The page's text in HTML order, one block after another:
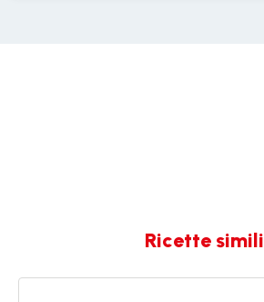
Ricette simili